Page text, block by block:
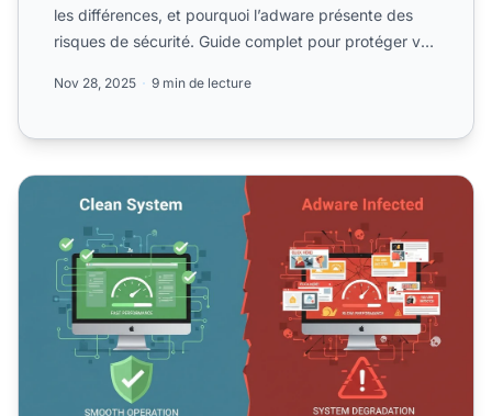
les différences, et pourquoi l’adware présente des
risques de sécurité. Guide complet pour protéger vos
Nov 28, 2025 9 min de lecture
Les logiciels publicitaires peuvent-ils nuire à votre PC ?